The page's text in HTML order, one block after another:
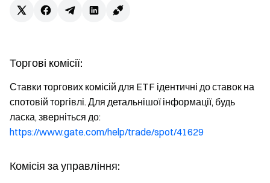
Торгові комісії:
Ставки торгових комісій для ETF ідентичні до ставок на
спотовій торгівлі. Для детальнішої інформації, будь
ласка, зверніться до:
https://www.gate.com/help/trade/spot/41629
Комісія за управління: